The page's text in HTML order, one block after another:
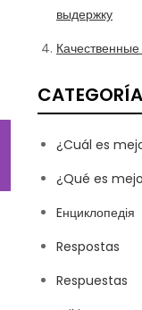
выдержку
¿Cuál es
¿Qué es
Eнциклопедія
Respostas
Respuestas